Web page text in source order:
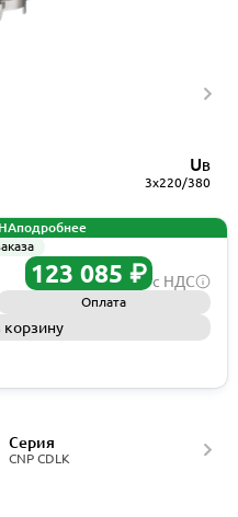
UВ
3x220/380
подробнее
123 085 ₽ с НДС
Оплата
корзину
CNP CDLK
Серия